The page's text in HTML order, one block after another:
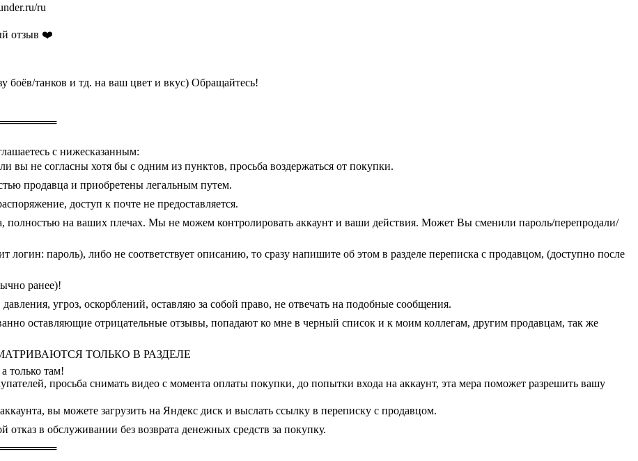
ru
отзыв ❤️
боёв/танков и тд. на ваш цвет и вкус) Обращайтесь!
с нижесказанным:
вы не согласны хотя бы с одним из пунктов, просьба воздержаться от покупки.
продавца и приобретены легальным путем.
доступ к почте не предоставляется.
полностью на ваших плечах. Мы не можем контролировать аккаунт и ваши действия. Может Вы сменили пароль/перепродали/
пароль), либо не соответствует описанию, то сразу напишите об этом в разделе переписка с продавцом, (доступно после
ранее)!
угроз, оскорблений, оставляю за собой право, не отвечать на подобные сообщения.
оставляющие отрицательные отзывы, попадают ко мне в черный список и к моим коллегам, другим продавцам, так же
ТОЛЬКО В РАЗДЕЛЕ
там!
просьба снимать видео с момента оплаты покупки, до попытки входа на аккаунт, эта мера поможет разрешить вашу
вы можете загрузить на Яндекс диск и выслать ссылку в переписку с продавцом.
в обслуживании без возврата денежных средств за покупку.